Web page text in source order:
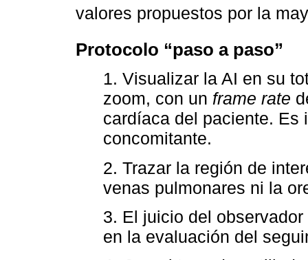
valores propuestos por la
Protocolo “paso a paso”
1. Visualizar la AI en su
zoom, con un frame rate
cardíaca del paciente. Es
concomitante.
2. Trazar la región de
venas pulmonares ni la
3. El juicio del
en la evaluación del